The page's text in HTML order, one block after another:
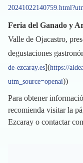
Feria del Ganado y
Valle de Ojacastro,
degustaciones
de-ezcaray.es](https://
utm_source=openai))
Para obtener
recomienda visitar la
Ezcaray o contactar